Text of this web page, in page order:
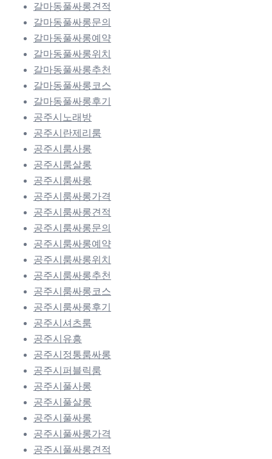
갈마동풀싸롱견적
갈마동풀싸롱문의
갈마동풀싸롱예약
갈마동풀싸롱위치
갈마동풀싸롱추천
갈마동풀싸롱코스
갈마동풀싸롱후기
공주시노래방
공주시란제리룸
공주시룸사롱
공주시룸살롱
공주시룸싸롱
공주시룸싸롱가격
공주시룸싸롱견적
공주시룸싸롱문의
공주시룸싸롱예약
공주시룸싸롱위치
공주시룸싸롱추천
공주시룸싸롱코스
공주시룸싸롱후기
공주시셔츠룸
공주시유흥
공주시정통룸싸롱
공주시퍼블릭룸
공주시풀사롱
공주시풀살롱
공주시풀싸롱
공주시풀싸롱가격
공주시풀싸롱견적